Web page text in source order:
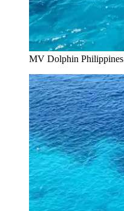
MV Dolphin Philippines